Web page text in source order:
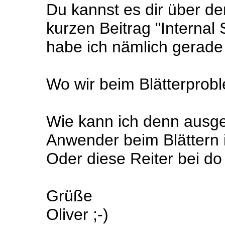
Du kannst es dir über
kurzen Beitrag "Internal
habe ich nämlich
Wo wir beim
Wie kann ich denn
Anwender beim
Oder diese Reiter bei
Grüße
Oliver ;-)